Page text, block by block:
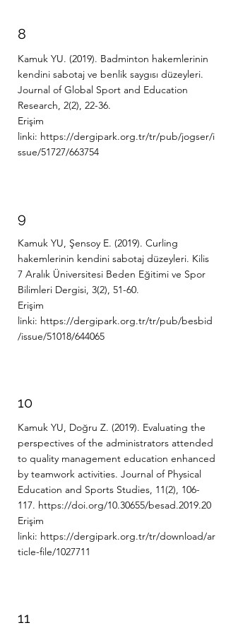
8
Kamuk YU. (2019). Badminton hakemlerinin
kendini sabotaj ve benlik saygısı düzeyleri.
Journal of Global Sport and Education
Research, 2(2), 22-36.
Erişim
linki: https://dergipark.org.tr/tr/pub/jogser/i
ssue/51727/663754
9
Kamuk YU, Şensoy E. (2019). Curling
hakemlerinin kendini sabotaj düzeyleri. Kilis
7 Aralık Üniversitesi Beden Eğitimi ve Spor
Bilimleri Dergisi, 3(2), 51-60.
Erişim
linki: https://dergipark.org.tr/tr/pub/besbid
/issue/51018/644065
10
Kamuk YU, Doğru Z. (2019). Evaluating the
perspectives of the administrators attended
to quality management education enhanced
by teamwork activities. Journal of Physical
Education and Sports Studies, 11(2), 106-
117. https://doi.org/10.30655/besad.2019.20
Erişim
linki: https://dergipark.org.tr/tr/download/ar
ticle-file/1027711
11